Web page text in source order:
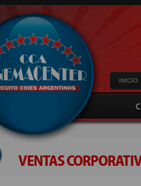
INICIO
VENTAS